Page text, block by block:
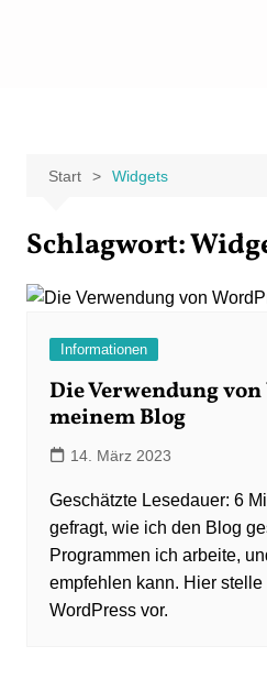
Start Widgets
Schlagwort:
Informationen
Die Verwendung
meinem Blog
14. März 2023
gefragt, wie ich den Blog
Programmen ich arbeite,
empfehlen kann. Hier
WordPress vor.